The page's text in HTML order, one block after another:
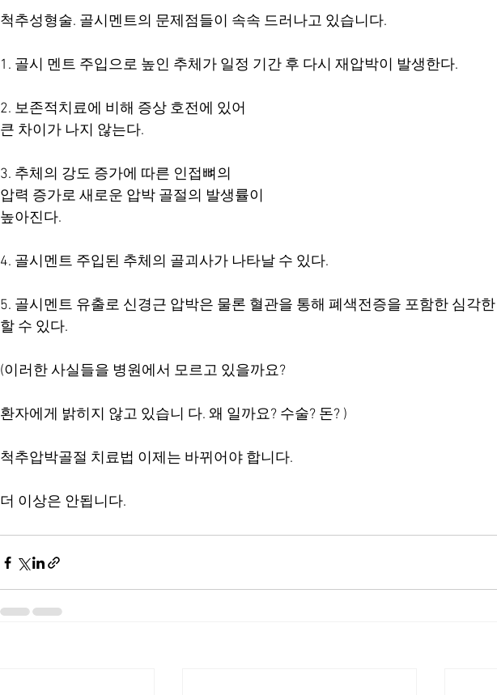
척추성형술. 골시멘트의 문제점들이 속속 드러나고 있습니다.
1. 골시 멘트 주입으로 높인 추체가 일정 기간 후 다시 재압박이 발생한다.
2. 보존적치료에 비해 증상 호전에 있어
큰 차이가 나지 않는다.
3. 추체의 강도 증가에 따른 인접뼈의
압력 증가로 새로운 압박 골절의 발생률이
높아진다.
4. 골시멘트 주입된 추체의 골괴사가 나타날 수 있다.
5. 골시멘트 유출로 신경근 압박은 물론 혈관을 통해 폐색전증을 포함한 심각
할 수 있다.
(이러한 사실들을 병원에서 모르고 있을까요?
환자에게 밝히지 않고 있습니 다. 왜 일까요? 수술? 돈? )
척추압박골절 치료법 이제는 바뀌어야 합니다.
더 이상은 안됩니다.